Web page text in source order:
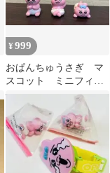
¥999
おぱんちゅうさぎ マ
スコット ミニフィギ
ュア 3点セット